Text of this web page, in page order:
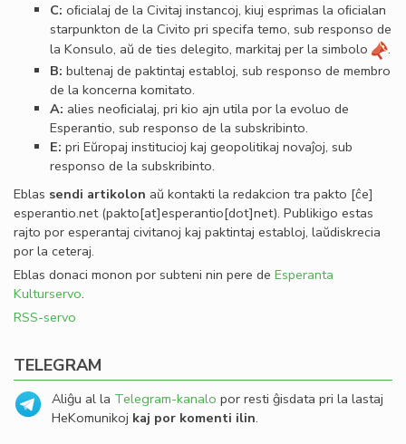
C: oﬁcialaj de la Civitaj instancoj, kiuj esprimas la oﬁcialan
starpunkton de la Civito pri specifa temo, sub responso de
la Konsulo, aŭ de ties delegito, markitaj per la simbolo
.
B: bultenaj de paktintaj establoj, sub responso de membro
de la koncerna komitato.
A: alies neoﬁcialaj, pri kio ajn utila por la evoluo de
Esperantio, sub responso de la subskribinto.
E: pri Eŭropaj institucioj kaj geopolitikaj novaĵoj, sub
responso de la subskribinto.
Eblas sendi artikolon aŭ kontakti la redakcion tra pakto [ĉe]
esperantio.net(pakto[at]esperantio[dot]net). Publikigo estas
rajto por esperantaj civitanoj kaj paktintaj establoj, laŭdiskrecia
por la ceteraj.
Eblas donaci monon por subteni nin pere de Esperanta
Kulturservo.
RSS-servo
TELEGRAM
Aliĝu al la Telegram-kanalo por resti ĝisdata pri la lastaj
HeKomunikoj kaj por komenti ilin.